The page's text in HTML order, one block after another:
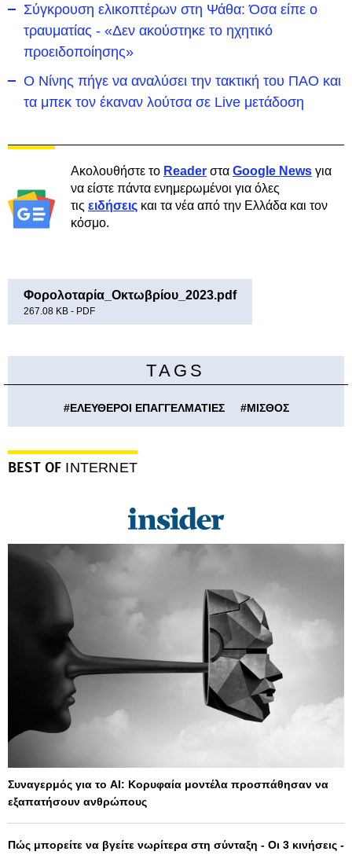
Σύγκρουση ελικοπτέρων στη Ψάθα: Όσα είπε ο
τραυματίας - «Δεν ακούστηκε το ηχητικό
προειδοποίησης»
Ο Νίνης πήγε να αναλύσει την τακτική του ΠΑΟ και
τα μπεκ τον έκαναν λούτσα σε Live μετάδοση
Ακολουθήστε το Reader στα Google News για
να είστε πάντα ενημερωμένοι για όλες
τις ειδήσεις και τα νέα από την Ελλάδα και τον
κόσμο.
Φορολοταρία_Οκτωβρίου_2023.pdf
267.08 KB - PDF
TAGS
#ΕΛΕΥΘΕΡΟΙ ΕΠΑΓΓΕΛΜΑΤΙΕΣ #ΜΙΣΘΟΣ
BEST OF INTERNET
Συναγερμός για το AI: Κορυφαία μοντέλα προσπάθησαν να
εξαπατήσουν ανθρώπους
Πώς μπορείτε να βγείτε νωρίτερα στη σύνταξη - Οι 3 κινήσεις -